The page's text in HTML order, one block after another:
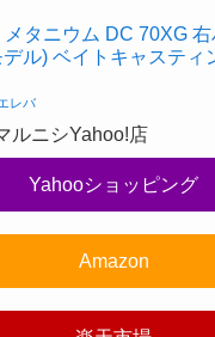
メタニウム DC 70XG
ル) ベイトキャスティ
レバ
ルニシYahoo!店
Yahooショッピング
Amazon